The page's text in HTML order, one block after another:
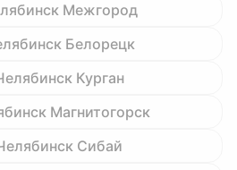
Межгород
Белорецк
Курган
Магнитогорск
Сибай